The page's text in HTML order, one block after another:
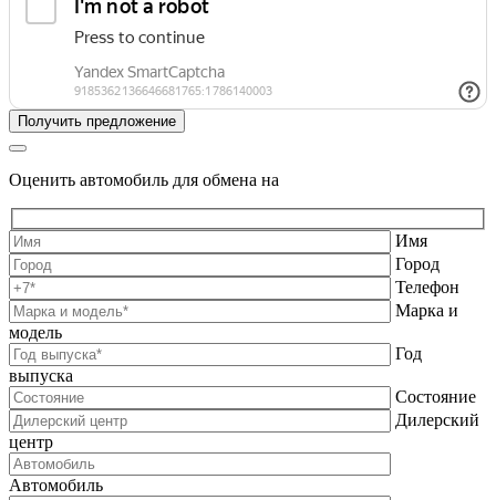
Оценить автомобиль для обмена на
Имя
Город
Телефон
Марка и
модель
Год
выпуска
Состояние
Дилерский
центр
Автомобиль